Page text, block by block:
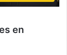
en